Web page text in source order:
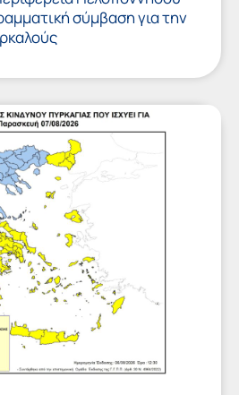
σύμβαση για την